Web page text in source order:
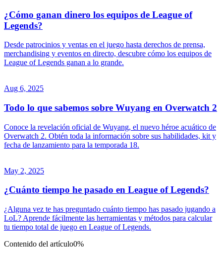
¿Cómo ganan dinero los equipos de League of
Legends?
Desde patrocinios y ventas en el juego hasta derechos de prensa,
merchandising y eventos en directo, descubre cómo los equipos de
League of Legends ganan a lo grande.
Aug 6, 2025
Todo lo que sabemos sobre Wuyang en Overwatch 2
Conoce la revelación oficial de Wuyang, el nuevo héroe acuático de
Overwatch 2. Obtén toda la información sobre sus habilidades, kit y
fecha de lanzamiento para la temporada 18.
May 2, 2025
¿Cuánto tiempo he pasado en League of Legends?
¿Alguna vez te has preguntado cuánto tiempo has pasado jugando a
LoL? Aprende fácilmente las herramientas y métodos para calcular
tu tiempo total de juego en League of Legends.
Contenido del artículo0%